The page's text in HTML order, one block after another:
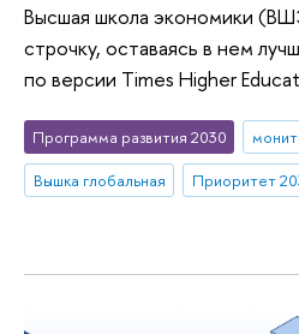
Высшая школа экономики
строчку, оставаясь в нем
по версии Times Higher
Программа развития 2030
Вышка глобальная
Приоритет